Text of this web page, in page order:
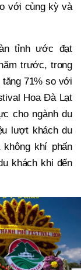
với cùng kỳ và
tỉnh ước đạt
trước, trong
71% so với
Hoa Đà Lạt
cho ngành du
lượt khách du
khí phấn
khách khi đến